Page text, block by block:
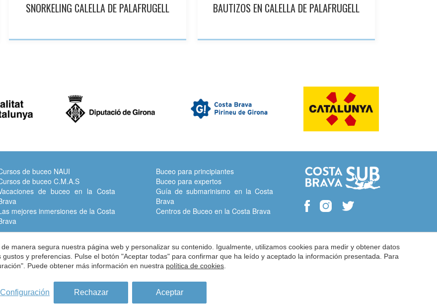
SNORKELING CALELLA DE PALAFRUGELL BAUTIZOS EN CALELLA DE PALAFRUGELL
de buceo NAUI
de buceo C.M.A.S
de buceo en la Costa
mejores inmersiones de la Costa
Buceo para principiantes
Buceo para expertos
Guía de submarinismo en la Costa
Brava
Centros de Buceo en la Costa Brava
Carrer del Turisme, 1 -Vall-llobrega -Girona -ES -17253
972 60 00 17 -Fax: 972 60 01 12 -info@subcostabrava.com
© 2026 Asociación de centros de inmersión de la costa brava
Política de Privacidad Condiciones de uso Política de Cookies
manera segura nuestra página web y personalizar su contenido. Igualmente, utilizamos cookies para medir y obtener datos
y preferencias. Pulse el botón "Aceptar todas" para confirmar que ha leído y aceptado la información presentada. Para
Puede obtener más información en nuestra política de cookies
Configuración Rechazar Aceptar